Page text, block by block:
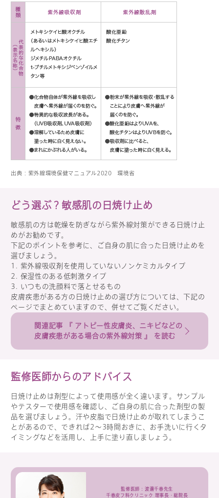
出典：紫外線環境保健マニュアル2020 環境省
どう選ぶ？敏感肌の日焼け止め
敏感肌の方は乾燥を防ぎながら紫外線対策ができる日焼け止
めがお勧めです。
下記のポイントを参考に、ご自身の肌に合った日焼け止めを
選びましょう。
1. 紫外線吸収剤を使用していないノンケミカルタイプ
2. 保湿性のある低刺激タイプ
3. いつもの洗顔料で落とせるもの
皮膚疾患がある方の日焼け止めの選び方については、下記の
ページでまとめていますので、併せてご覧ください。
関連記事 『 アトピー性皮膚炎、ニキビなどの
皮膚疾患がある場合の紫外線対策 』 を読む
監修医師からのアドバイス
日焼け止めは剤型によって使用感が全く違います。サンプル
やテスターで使用感を確認し、ご自身の肌に合った剤型の製
品を選びましょう。汗や皮脂で日焼け止めが取れてしまうこ
とがあるので、できれば2～3時間おきに、お手洗いに行くタ
イミングなどを活用し、上手に塗り直しましょう。
監修医師：渡邊千春先生
千春皮フ科クリニック 理事長・総院長